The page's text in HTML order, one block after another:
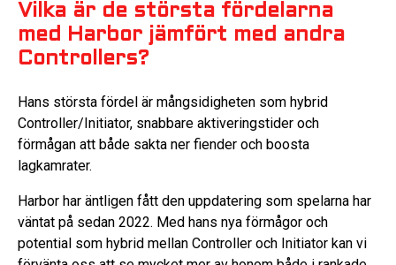
Vilka är de största fördelarna
med Harbor jämfört med andra
Controllers?
Hans största fördel är mångsidigheten som hybrid
Controller/Initiator, snabbare aktiveringstider och
förmågan att både sakta ner fiender och boosta
lagkamrater.
Harbor har äntligen fått den uppdatering som spelarna har
väntat på sedan 2022. Med hans nya förmågor och
potential som hybrid mellan Controller och Initiator kan vi